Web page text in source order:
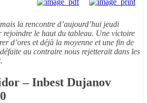
la rencontre d’aujourd’hui jeudi
rejoindre le haut du tableau. Une victoire
d’ores et déjà la moyenne et une fin de
au contraire nous rejetterait dans les
– Inbest Dujanov